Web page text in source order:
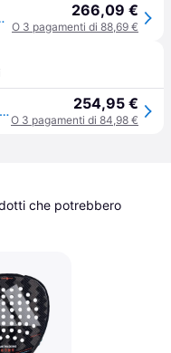
Gratis - bianco - Senza taglia 266,09 €
O 3 pagamenti di 88,69 €
Racchetta da padel Nox AT10 Luxury Genius 12K Alum XTREM Lite 2026 x Agustín Tapia - White 254,95 €
O 3 pagamenti di 84,98 €
che potrebbero